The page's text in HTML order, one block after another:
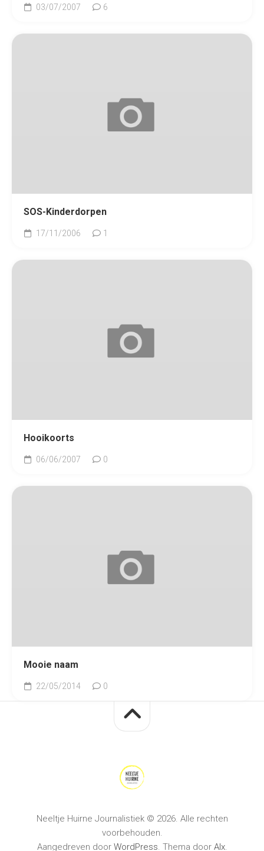
03/07/2007 6
SOS-Kinderdorpen
17/11/2006 1
Hooikoorts
06/06/2007 0
Mooie naam
22/05/2014 0
Neeltje Huirne Journalistiek © 2026. Alle rechten
voorbehouden.
Aangedreven door WordPress. Thema door Alx.